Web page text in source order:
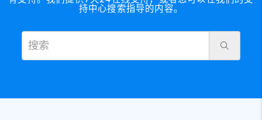
持中心搜索指导的内容。